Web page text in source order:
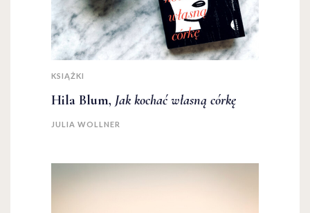
KSIĄŻKI
Hila Blum, Jak kochać własną córkę
JULIA WOLLNER